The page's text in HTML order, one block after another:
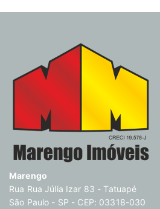
Marengo
Rua Rua Júlia Izar 83 - Tatuapé
São Paulo - SP - CEP: 03318-030